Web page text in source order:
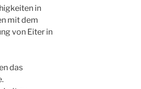
in
mit dem
von Eiter in
das